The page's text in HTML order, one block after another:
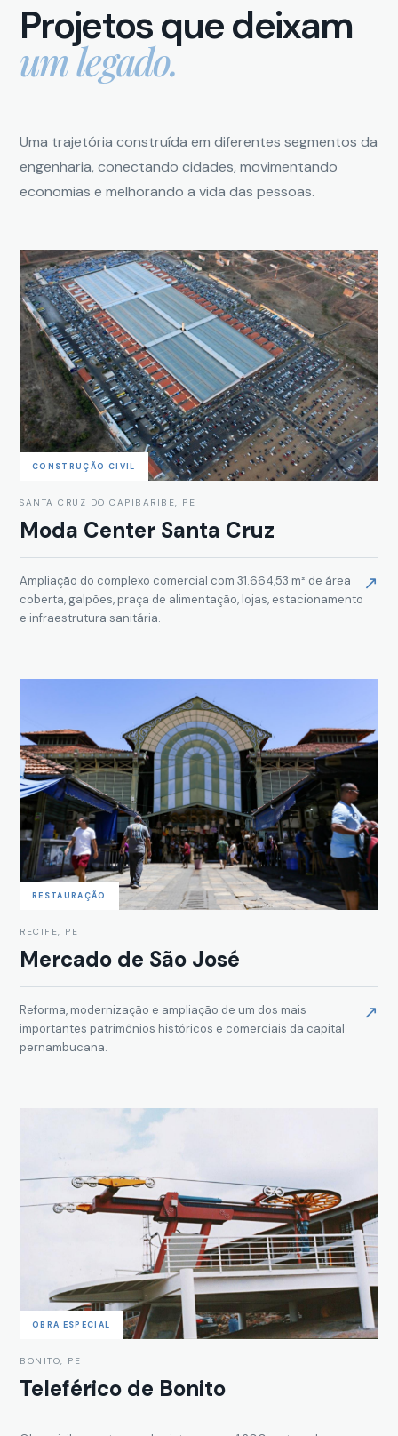
Projetos que deixam
um legado.
Uma trajetória construída em diferentes segmentos da
engenharia, conectando cidades, movimentando
economias e melhorando a vida das pessoas.
CONSTRUÇÃO CIVIL
SANTA CRUZ DO CAPIBARIBE, PE
Moda Center Santa Cruz
Ampliação do complexo comercial com 31.664,53 m² de área
coberta, galpões, praça de alimentação, lojas, estacionamento
e infraestrutura sanitária.
↗
RESTAURAÇÃO
RECIFE, PE
Mercado de São José
Reforma, modernização e ampliação de um dos mais
importantes patrimônios históricos e comerciais da capital
pernambucana.
↗
OBRA ESPECIAL
BONITO, PE
Teleférico de Bonito